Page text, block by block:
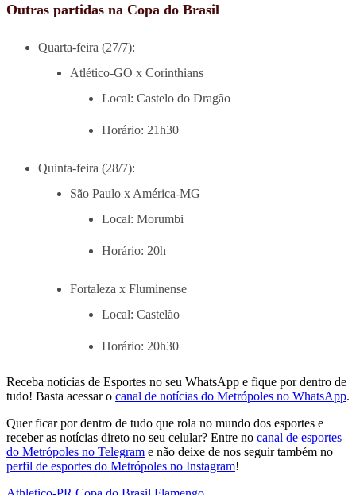
Outras partidas na Copa do Brasil
Quarta-feira (27/7):
Atlético-GO x Corinthians
Local: Castelo do Dragão
Horário: 21h30
Quinta-feira (28/7):
São Paulo x América-MG
Local: Morumbi
Horário: 20h
Fortaleza x Fluminense
Local: Castelão
Horário: 20h30
Receba notícias de Esportes no seu WhatsApp e fique por dentro de
tudo! Basta acessar o canal de notícias do Metrópoles no WhatsApp.
Quer ficar por dentro de tudo que rola no mundo dos esportes e
receber as notícias direto no seu celular? Entre no canal de esportes
do Metrópoles no Telegram e não deixe de nos seguir também no
perfil de esportes do Metrópoles no Instagram!